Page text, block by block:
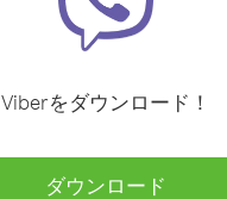
Viberをダウンロード！
ダウンロード